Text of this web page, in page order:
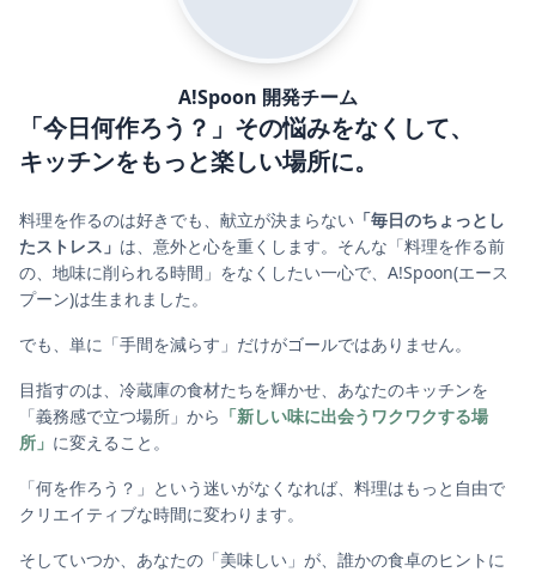
A!Spoon 開発チーム
「今日何作ろう？」その悩みをなくして、
キッチンをもっと楽しい場所に。
料理を作るのは好きでも、献立が決まらない 「毎日のちょっとし
たストレス」 は、意外と心を重くします。そんな「料理を作る前
の、地味に削られる時間」をなくしたい一心で、A!Spoon(エース
プーン)は生まれました。
でも、単に「手間を減らす」だけがゴールではありません。
目指すのは、冷蔵庫の食材たちを輝かせ、あなたのキッチンを
「義務感で立つ場所」から 「新しい味に出会うワクワクする場
所」 に変えること。
「何を作ろう？」という迷いがなくなれば、料理はもっと自由で
クリエイティブな時間に変わります。
そしていつか、あなたの「美味しい」が、誰かの食卓のヒントに